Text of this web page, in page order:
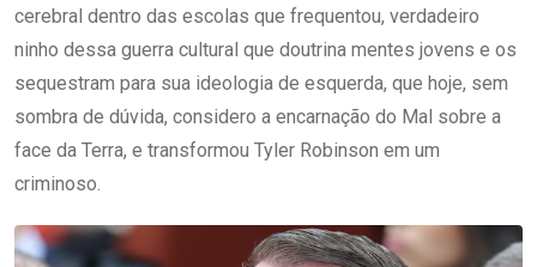
cerebral dentro das escolas que frequentou, verdadeiro
ninho dessa guerra cultural que doutrina mentes jovens e os
sequestram para sua ideologia de esquerda, que hoje, sem
sombra de dúvida, considero a encarnação do Mal sobre a
face da Terra, e transformou Tyler Robinson em um
criminoso.